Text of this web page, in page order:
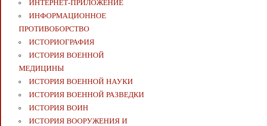
ИНТЕРНЕТ-ПРИЛОЖЕНИЕ
ИНФОРМАЦИОННОЕ
ПРОТИВОБОРСТВО
ИСТОРИОГРАФИЯ
ИСТОРИЯ ВОЕННОЙ
МЕДИЦИНЫ
ИСТОРИЯ ВОЕННОЙ НАУКИ
ИСТОРИЯ ВОЕННОЙ РАЗВЕДКИ
ИСТОРИЯ ВОИН
ИСТОРИЯ ВООРУЖЕНИЯ И